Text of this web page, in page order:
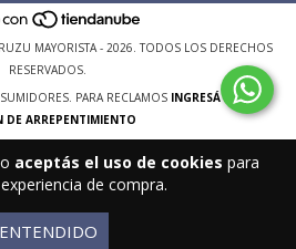
aceptás el uso de cookies para
de compra.
ENTENDIDO
MAYORISTA - 2026. TODOS LOS DERECHOS
RESERVADOS.
PARA RECLAMOS INGRESÁ ACÁ.
DE ARREPENTIMIENTO